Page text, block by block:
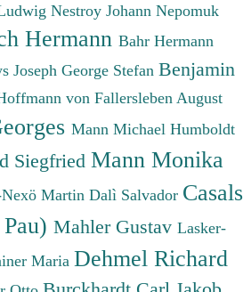
Nestroy Johann Nepomuk
Hermann Bahr Hermann
Joseph George Stefan Benjamin
von Fallersleben August
Mann Michael Humboldt
Siegfried Mann Monika
Martin Dalì Salvador Casals
Mahler Gustav Lasker-
Maria Dehmel Richard